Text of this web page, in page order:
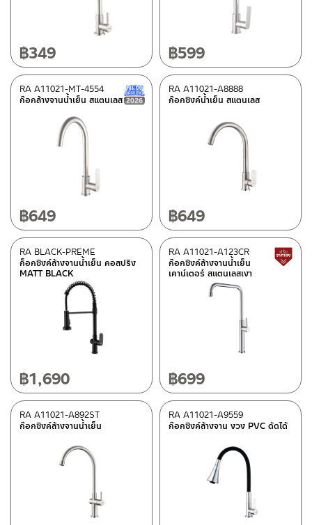
(1)
โครเมียมเงา(20)
ดำ(5)
BEN-fittings
PAINI-fittings
Rasland-Fittings
คอลเลคชั่น
REVERSE COLLECTION
New Arrival สินค้าใหม่ ปี 2026 (5)
สถานะสินค้าขายปกติ(12)
สินค้าลดราคา เคลียร์สต็อก
฿349 ฿599
ก๊อกล้างจานน้ำเย็น สแตนเลส
RA A11021-MT-4554 New Arrival สินค้าใหม่ ปี 2026
฿649
ก๊อกซิงค์น้ำเย็น สแตนเลส
RA A11021-A8888
฿649
ก็อกซิงค์ล้างจานน้ำเย็น คอสปริง
MATT BLACK
RA BLACK-PREME
฿1,690
ก๊อกซิงค์ล้างจานน้ำเย็น
เคาน์เตอร์ สแตนเลสเงา
RA A11021-A123CR
฿699
ก๊อกซิงค์ล้างจานน้ำเย็น
RA A11021-A892ST
ก๊อกซิงค์ล้างจาน งวง PVC ดัดได้
RA A11021-A9559